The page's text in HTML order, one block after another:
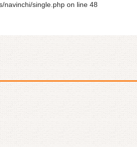
navinchi/single.phpon line 48